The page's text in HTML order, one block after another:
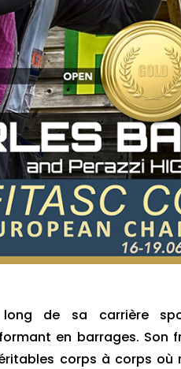
de sa carrière
en barrages. Son
corps à corps où